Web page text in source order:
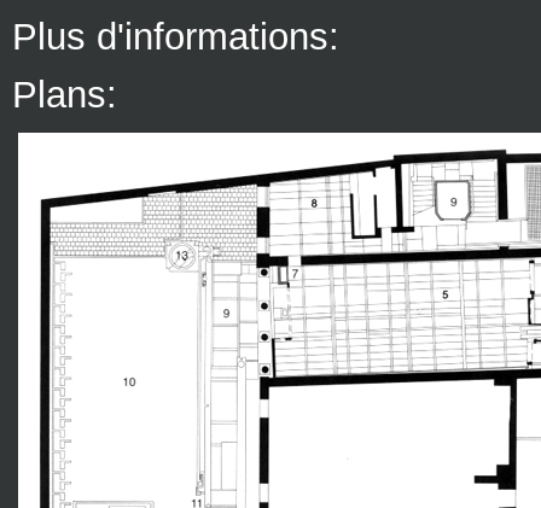
Plus d'informations:
Plans: